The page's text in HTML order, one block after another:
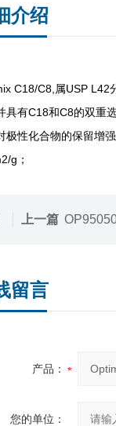
介绍
C18/C8,属USP L42
具有C18和C8的双重
极性化合物的保留增
g；
上一篇
留言
产品：
您的单位：